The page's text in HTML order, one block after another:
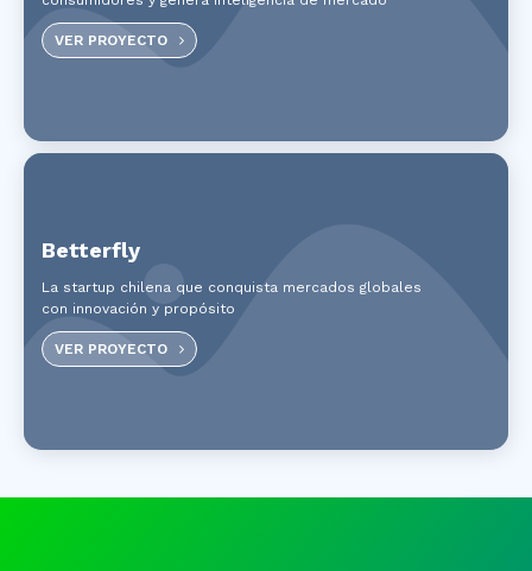
VER PROYECTO
Betterfly
La startup chilena que conquista mercados globales
con innovación y propósito
VER PROYECTO